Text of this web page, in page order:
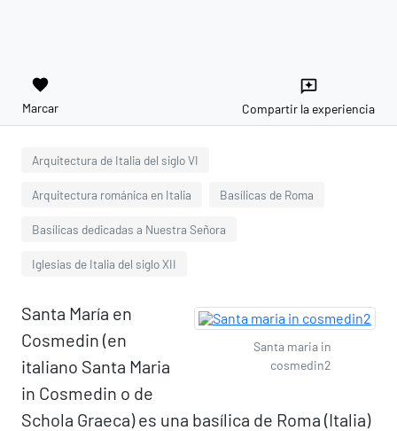
favorite
Marcar
reviews
Compartir la experiencia
Arquitectura de Italia del siglo VI
Arquitectura románica en Italia Basílicas de Roma
Basílicas dedicadas a Nuestra Señora
Iglesias de Italia del siglo XII
Santa maria in
cosmedin2
Santa María en
Cosmedin (en
italiano Santa Maria
in Cosmedin o de
Schola Graeca) es una basílica de Roma (Italia)